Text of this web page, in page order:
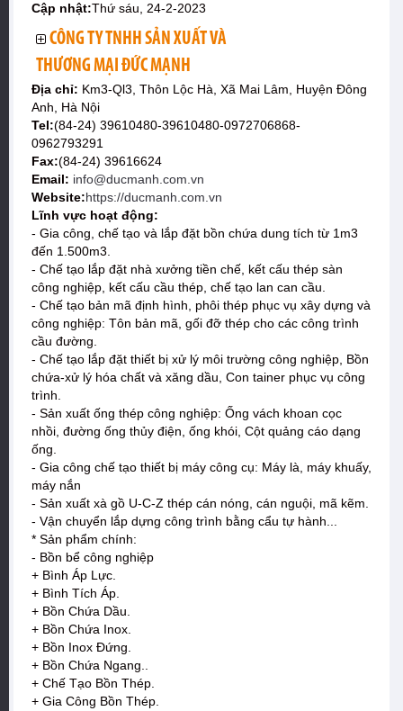
Cập nhật:Thứ sáu, 24-2-2023
CÔNG TY TNHH SẢN XUẤT VÀ
THƯƠNG MẠI ĐỨC MẠNH
Địa chỉ: Km3-Ql3, Thôn Lộc Hà, Xã Mai Lâm, Huyện Đông
Anh, Hà Nội
Tel:(84-24) 39610480-39610480-0972706868-
0962793291
Fax:(84-24) 39616624
Email: info@ducmanh.com.vn
Website:https://ducmanh.com.vn
Lĩnh vực hoạt động:
- Gia công, chế tạo và lắp đặt bồn chứa dung tích từ 1m3
đến 1.500m3.
- Chế tạo lắp đặt nhà xưởng tiền chế, kết cấu thép sàn
công nghiệp, kết cấu cầu thép, chế tạo lan can cầu.
- Chế tạo bản mã định hình, phôi thép phục vụ xây dựng và
công nghiệp: Tôn bản mã, gối đỡ thép cho các công trình
cầu đường.
- Chế tạo lắp đặt thiết bị xử lý môi trường công nghiệp, Bồn
chứa-xử lý hóa chất và xăng dầu, Con tainer phục vụ công
trình.
- Sản xuất ống thép công nghiệp: Ống vách khoan cọc
nhồi, đường ống thủy điện, ống khói, Cột quảng cáo dạng
ống.
- Gia công chế tạo thiết bị máy công cụ: Máy là, máy khuấy,
máy nắn
- Sản xuất xà gồ U-C-Z thép cán nóng, cán nguội, mã kẽm.
- Vận chuyển lắp dựng công trình bằng cẩu tự hành...
* Sản phẩm chính:
- Bồn bể công nghiệp
+ Bình Áp Lực.
+ Bình Tích Áp.
+ Bồn Chứa Dầu.
+ Bồn Chứa Inox.
+ Bồn Inox Đứng.
+ Bồn Chứa Ngang..
+ Chế Tạo Bồn Thép.
+ Gia Công Bồn Thép.